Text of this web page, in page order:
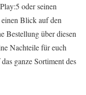
oder seinen
Blick auf den
Bestellung über diesen
Nachteile für euch
ganze Sortiment des